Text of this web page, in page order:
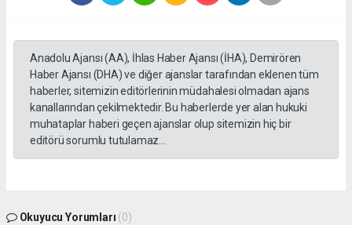
Anadolu Ajansı (AA), İhlas Haber Ajansı (İHA), Demirören
Haber Ajansı (DHA) ve diğer ajanslar tarafından eklenen tüm
haberler, sitemizin editörlerinin müdahalesi olmadan ajans
kanallarından çekilmektedir. Bu haberlerde yer alan hukuki
muhataplar haberi geçen ajanslar olup sitemizin hiç bir
editörü sorumlu tutulamaz...
Okuyucu Yorumları (0)